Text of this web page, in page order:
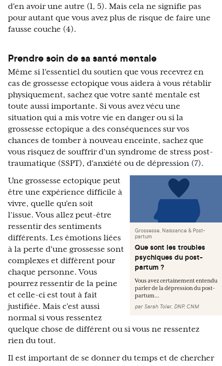
d'en avoir une autre (1, 5). Mais cela ne signifie pas
pour autant que vous avez plus de risque de faire une
fausse couche (4).
Prendre soin de sa santé mentale
Même si l'essentiel du soutien que vous recevrez en
cas de grossesse ectopique vous aidera à vous rétablir
physiquement, sachez que votre santé mentale est
toute aussi importante. Si vous avez vécu une
situation qui a mis votre vie en danger ou si la
grossesse ectopique a des conséquences sur vos
chances de tomber à nouveau enceinte, sachez que
vous risquez de souffrir d'un syndrome de stress post-
traumatique (SSPT), d'anxiété ou de dépression (7).
Grossesse, Naissance & Post-
partum
Que sont les troubles
psychiques du post-
partum ?
Vous avez certainement entendu
parler de la dépression du post-
partum...
par Sarah Toler, DNP, CNM
Une grossesse ectopique peut
être une expérience difficile à
vivre, quelle qu'en soit
l'issue. Vous allez peut-être
ressentir des sentiments
différents. Les émotions liées
à la perte d'une grossesse sont
complexes et diffèrent pour
chaque personne. Vous
pourrez ressentir de la peine
et celle-ci est tout à fait
justifiée. Mais c'est aussi
normal si vous ressentez
quelque chose de différent ou si vous ne ressentez
rien du tout.
Il est important de se donner du temps et de chercher